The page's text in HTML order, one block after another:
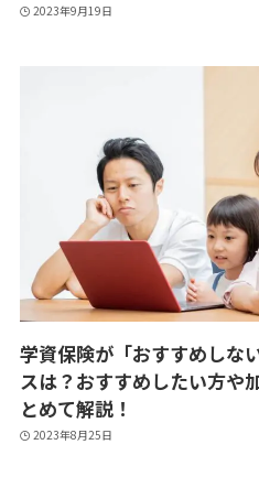
2023年9月19日
学資保険が「おすすめしな
スは？おすすめしたい方や
とめて解説！
2023年8月25日